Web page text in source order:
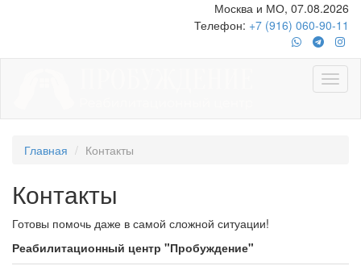
Москва и МО, 07.08.2026
Телефон: +7 (916) 060-90-11
Главная Контакты
Контакты
Готовы помочь даже в самой сложной ситуации!
Реабилитационный центр "Пробуждение"